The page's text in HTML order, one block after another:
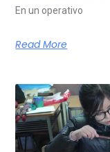
En un operativo
Read More